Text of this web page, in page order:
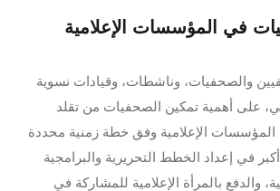
في المؤسسات الإعلامية
والصحفيات، وناشطات، وقيادات نسوية
على أهمية تمكين الصحفيات من تقلد
الإعلامية وفق خطة زمنية محددة
في إعداد الخطط التحريرية والبرامجية
والدفع بالمرأة الإعلامية للمشاركة في